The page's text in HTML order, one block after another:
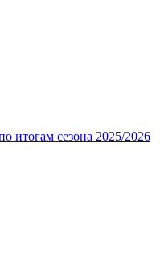
итогам сезона 2025/2026